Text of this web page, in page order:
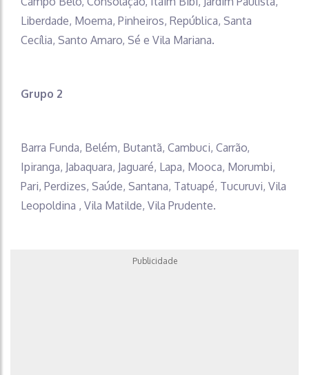
Liberdade, Moema, Pinheiros, República, Santa
Cecília, Santo Amaro, Sé e Vila Mariana.
Grupo 2
Barra Funda, Belém, Butantã, Cambuci, Carrão,
Ipiranga, Jabaquara, Jaguaré, Lapa, Mooca, Morumbi,
Pari, Perdizes, Saúde, Santana, Tatuapé, Tucuruvi, Vila
Leopoldina , Vila Matilde, Vila Prudente.
Publicidade